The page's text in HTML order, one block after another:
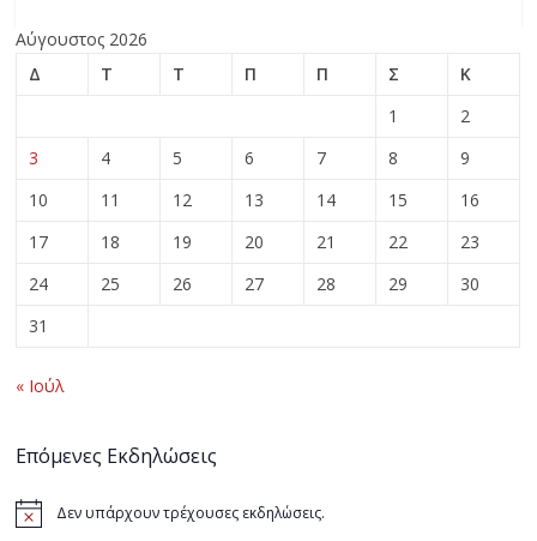
Αύγουστος 2026
Δ
Τ Τ Π Π Σ
Κ
1
2
3
4 5 6 7 8
9
10
11 12 13 14 15
16
17
18 19 20 21 22
23
24
25 26 27 28 29
30
31
« Ιούλ
Επόμενες Εκδηλώσεις
Δεν υπάρχουν τρέχουσες εκδηλώσεις.